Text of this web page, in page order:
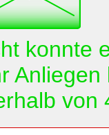
konnte
von